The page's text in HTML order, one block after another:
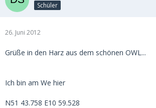
Schüler
26. Juni 2012
Grüße in den Harz aus dem schönen OWL...
Ich bin am We hier
N51 43.758 E10 59.528